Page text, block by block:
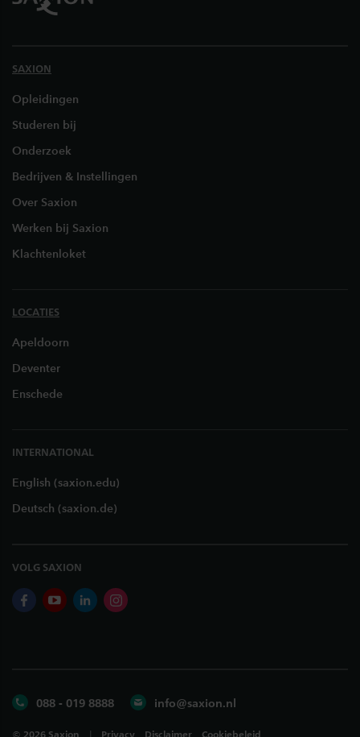
SAXION
Opleidingen
Studeren bij
Onderzoek
Bedrijven & Instellingen
Over Saxion
Werken bij Saxion
Klachtenloket
LOCATIES
Apeldoorn
Deventer
Enschede
INTERNATIONAL
English (saxion.edu)
Deutsch (saxion.de)
VOLG SAXION
facebookyoutubelinkedininstagram
088 - 019 8888 info@saxion.nl
© 2026 Saxion Privacy Disclaimer Cookiebeleid